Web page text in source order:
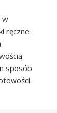
w
ręczne
sposób